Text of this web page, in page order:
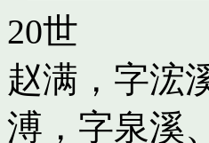
20世
赵满，字浤
溥，字泉溪、